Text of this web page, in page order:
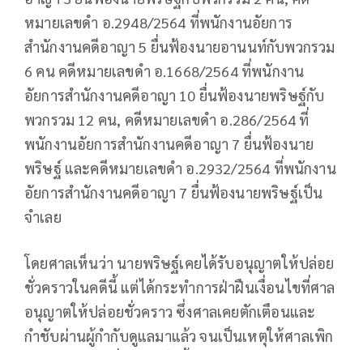
หมายเลขดำ อ.2948/2564 ที่พนักงานอัยการ
สำนักงานคดีอาญา 5 ยื่นฟ้องนายอานนท์กับพวกรวม
6 คน คดีหมายเลขดำ อ.1668/2564 ที่พนักงาน
อัยการสำนักงานคดีอาญา 10 ยื่นฟ้องนายพริษฐ์กับ
พวกรวม 12 คน, คดีหมายเลขดำ อ.286/2564 ที่
พนักงานอัยการสำนักงานคดีอาญา 7 ยื่นฟ้องนาย
พริษฐ์ และคดีหมายเลขดำ อ.2932/2564 ที่พนักงาน
อัยการสำนักงานคดีอาญา 7 ยื่นฟ้องนายพริษฐ์เป็น
จำเลย
โดยศาลเห็นว่า นายพริษฐ์เคยได้รับอนุญาตให้ปล่อย
ชั่วคราวในคดีนี้ แต่ได้กระทำการฝ่าฝืนเงื่อนไขที่ศาล
อนุญาตให้ปล่อยชั่วคราว ซึ่งศาลเคยตักเตือนและ
กำชับผ่านผู้กำกับดูแลมาแล้ว จนเป็นเหตุให้ศาลเพิก